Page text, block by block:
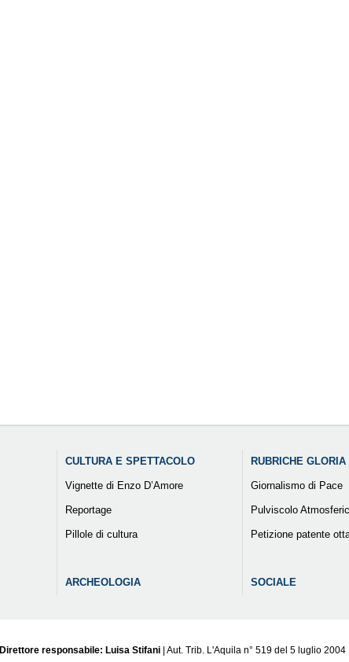
CULTURA E SPETTACOLO
Vignette di Enzo D’Amore
Reportage
Pillole di cultura
ARCHEOLOGIA
RUBRICHE
Giornalismo di Pace
Pulviscolo
Petizione patente
SOCIALE
Direttore responsabile: Luisa Stifani | Aut. Trib. L'Aquila n° 519 del 5 luglio